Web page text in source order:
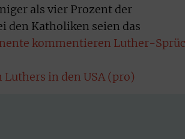
als vier Prozent der
den Katholiken seien das
kommentieren Luther-
in den USA (pro)